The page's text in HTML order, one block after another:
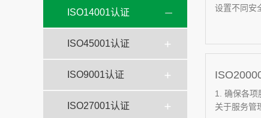
ISO14001认证
ISO45001认证
ISO9001认证
ISO27001认证
设置不同安
1. 确保各项
关于服务管